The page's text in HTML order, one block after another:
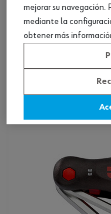
Set llaves Allen
mm
mejorar su navegación.
mediante la
obtener más